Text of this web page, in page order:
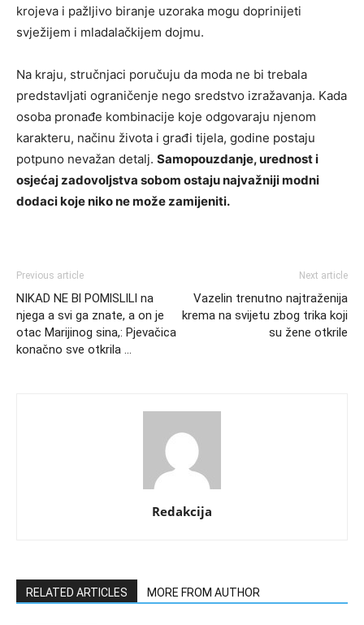
krojeva i pažljivo biranje uzoraka mogu doprinijeti
svježijem i mladalačkijem dojmu.
Na kraju, stručnjaci poručuju da moda ne bi trebala
predstavljati ograničenje nego sredstvo izražavanja. Kada
osoba pronađe kombinacije koje odgovaraju njenom
karakteru, načinu života i građi tijela, godine postaju
potpuno nevažan detalj. Samopouzdanje, urednost i
osjećaj zadovoljstva sobom ostaju najvažniji modni
dodaci koje niko ne može zamijeniti.
Previous article
NIKAD NE Bl POMlSLlLl na
njega a svi ga znate, a on je
otac Marijinog sina,: Pjevačica
konačno sve otkrila …
Next article
Vazelin trenutno najtraženija
krema na svijetu zbog trika koji
su žene otkrile
Redakcija
RELATED ARTICLES MORE FROM AUTHOR